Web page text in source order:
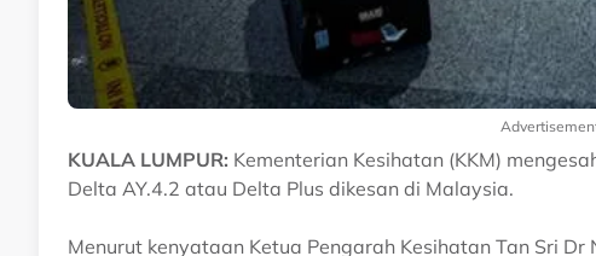
KUALA LUMPUR: Kementerian Kesihatan (KKM)
Delta AY.4.2 atau Delta Plus dikesan di Malaysia.
Menurut kenyataan Ketua Pengarah Kesihatan Tan Sri